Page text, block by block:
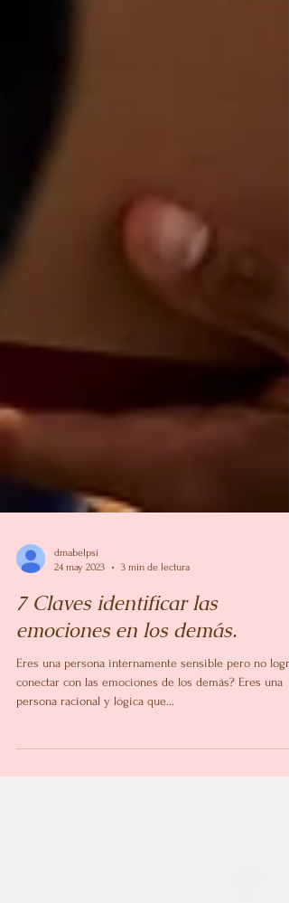
dmabelpsi
24 may 2023
3 min de lectura
7 Claves identificar las
emociones en los demás.
persona racional y lógica que...